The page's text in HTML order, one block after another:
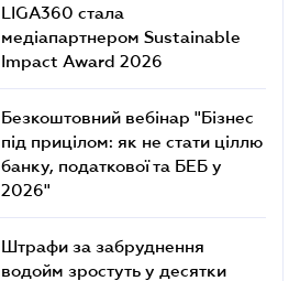
LIGA360 стала
медіапартнером Sustainable
Impact Award 2026
Безкоштовний вебінар "Бізнес
під прицілом: як не стати ціллю
банку, податкової та БЕБ у
2026"
Штрафи за забруднення
водойм зростуть у десятки